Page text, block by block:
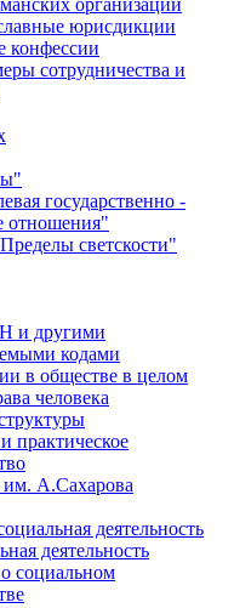
организаций
юрисдикции
конфессии
сотрудничества и
государственно -
отношения"
светскости"
и другими
кодами
в обществе в целом
человека
практическое
А.Сахарова
деятельность
деятельность
социальном